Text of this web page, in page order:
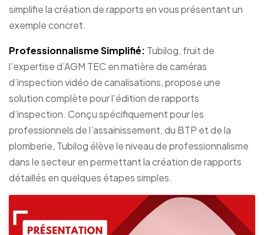
simplifie la création de rapports en vous présentant un
exemple concret.
Professionnalisme Simplifié: Tubilog, fruit de
l’expertise d’AGM TEC en matière de caméras
d’inspection vidéo de canalisations, propose une
solution complète pour l’édition de rapports
d’inspection. Conçu spécifiquement pour les
professionnels de l’assainissement, du BTP et de la
plomberie, Tubilog élève le niveau de professionnalisme
dans le secteur en permettant la création de rapports
détaillés en quelques étapes simples.